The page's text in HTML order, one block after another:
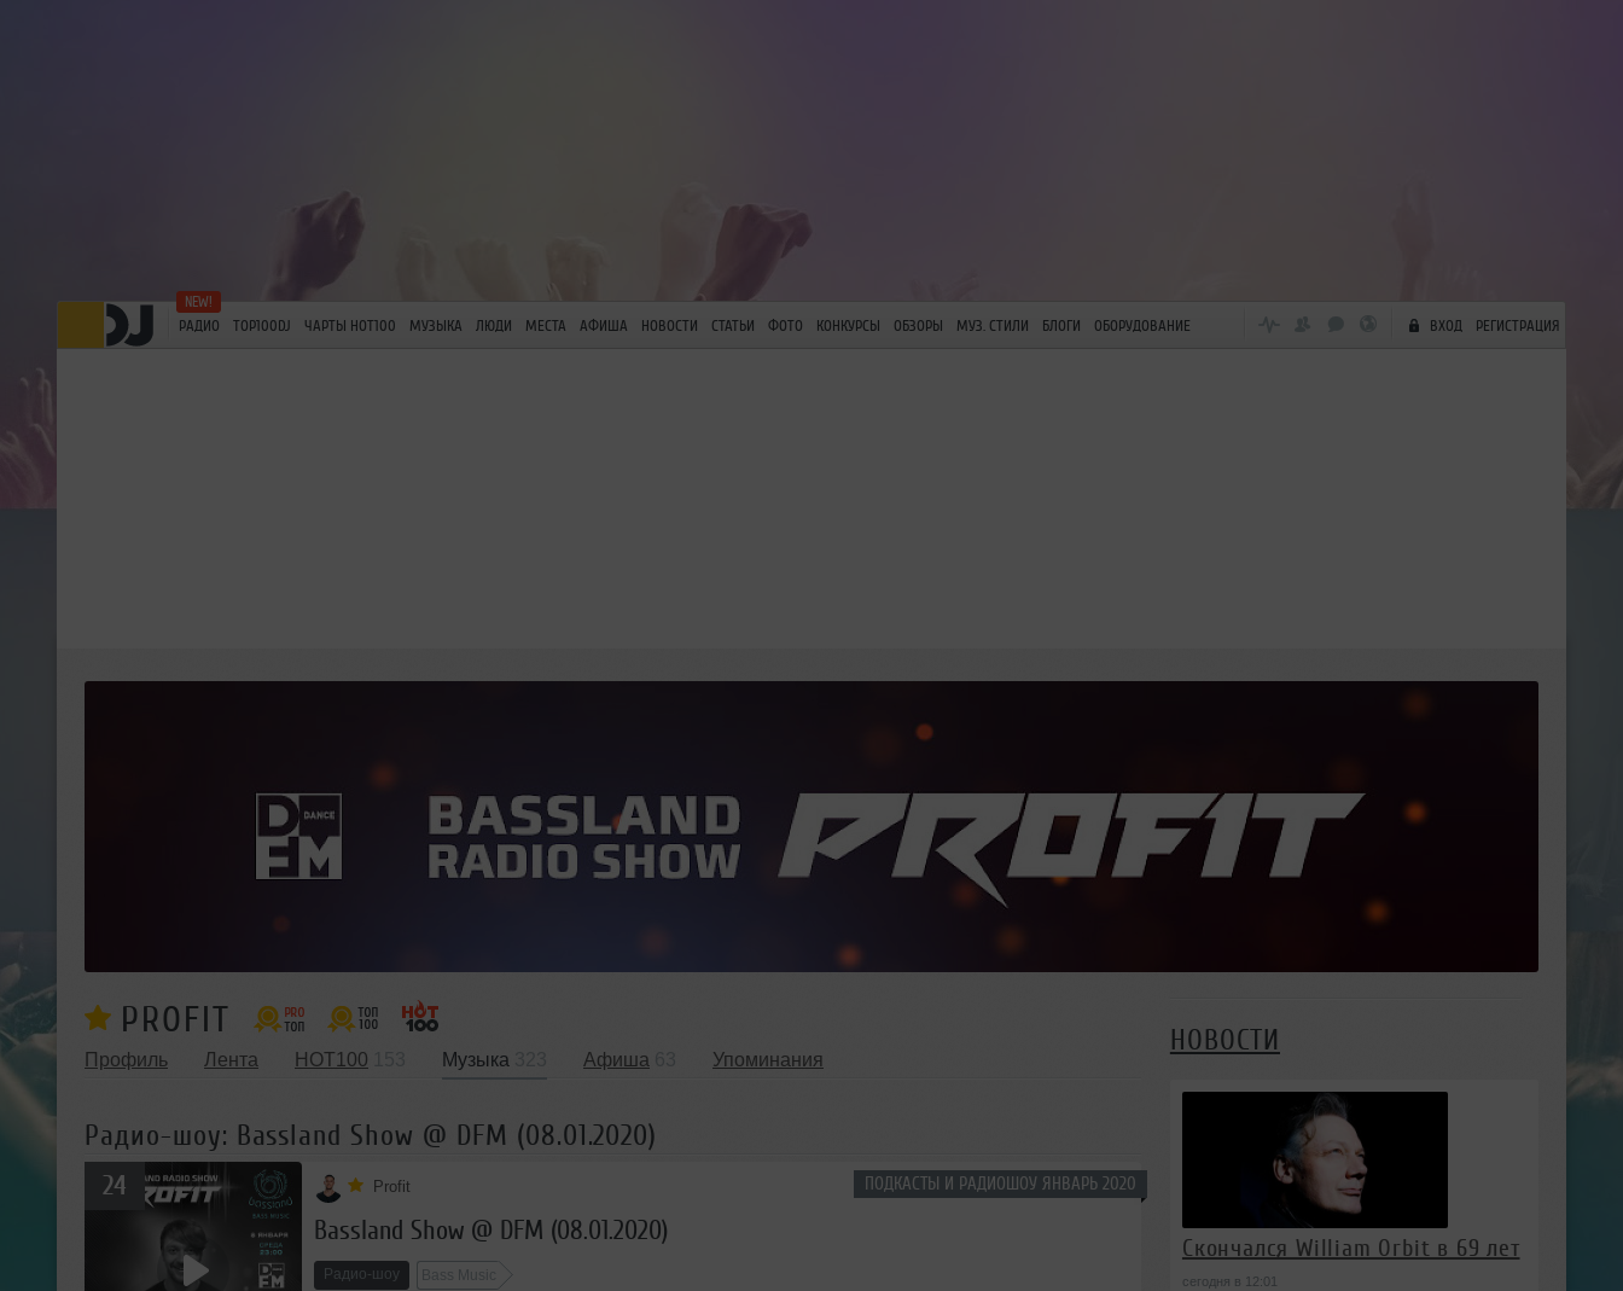
РАДИО TOP100DJ ЧАРТЫ HOT100 МУЗЫКА ЛЮДИ МЕСТА АФИША НОВОСТИ СТАТЬИ ФОТО КОНКУРСЫ ОБЗОРЫ МУЗ. СТИЛИ БЛОГИ ОБОРУДОВАНИЕ ВХОД РЕГИСТРАЦИЯ
PROFIT
Профиль Лента HOT100 Музыка Афиша Упоминания
Радио-шоу: Bassland Show @ DFM (08.01.2020)
ПОДКАСТЫ И РАДИОШОУ ЯНВАРЬ 2020
24 Profit
Bassland Show @ DFM (08.01.2020)
Радио-шоу Bass Music
НОВОСТИ
Скончался William Orbit в 69 лет
сегодня в 12:01